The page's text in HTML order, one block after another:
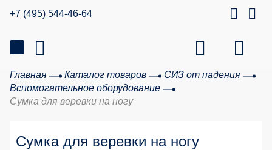
+7 (495) 544-46-64
Главная Каталог товаров
СИЗ от падения
Вспомогательное оборудование
Сумка для веревки на ногу
Сумка для веревки на ногу